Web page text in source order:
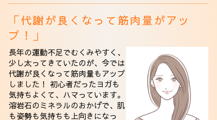
「代謝が良くなって筋肉量がアッ
プ！」
長年の運動不足でむくみやすく、
少し太ってきていたのが、今では
代謝が良くなって筋肉量もアップ
しました！ 初心者だったヨガも
気持ちよくて、ハマっています。
溶岩石のミネラルのおかげで、肌
も姿勢も気持ちも上向きになっ